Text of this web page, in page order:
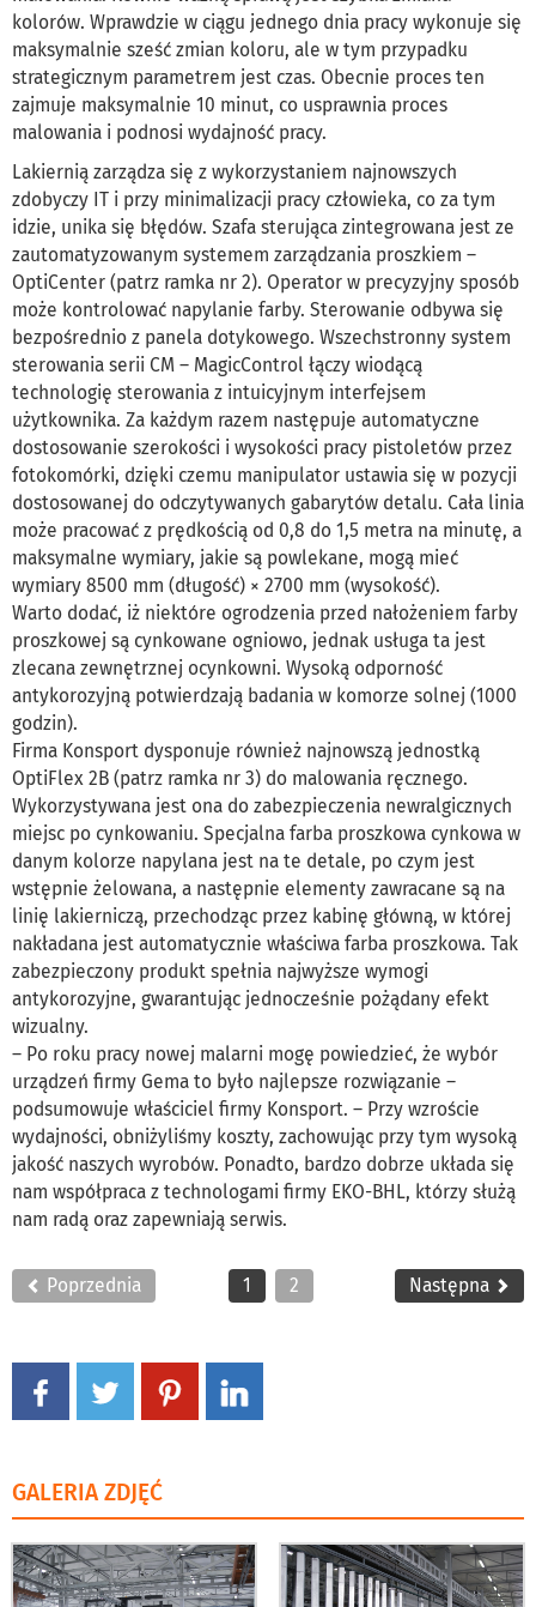
kolorów. Wprawdzie w ciągu jednego dnia pracy wykonuje się
maksymalnie sześć zmian koloru, ale w tym przypadku
strategicznym parametrem jest czas. Obecnie proces ten
zajmuje maksymalnie 10 minut, co usprawnia proces
malowania i podnosi wydajność pracy.
Lakiernią zarządza się z wykorzystaniem najnowszych
zdobyczy IT i przy minimalizacji pracy człowieka, co za tym
idzie, unika się błędów. Szafa sterująca zintegrowana jest ze
zautomatyzowanym systemem zarządzania proszkiem –
OptiCenter (patrz ramka nr 2). Operator w precyzyjny sposób
może kontrolować napylanie farby. Sterowanie odbywa się
bezpośrednio z panela dotykowego. Wszechstronny system
sterowania serii CM – MagicControl łączy wiodącą
technologię sterowania z intuicyjnym interfejsem
użytkownika. Za każdym razem następuje automatyczne
dostosowanie szerokości i wysokości pracy pistoletów przez
fotokomórki, dzięki czemu manipulator ustawia się w pozycji
dostosowanej do odczytywanych gabarytów detalu. Cała linia
może pracować z prędkością od 0,8 do 1,5 metra na minutę, a
maksymalne wymiary, jakie są powlekane, mogą mieć
wymiary 8500 mm (długość) × 2700 mm (wysokość).
Warto dodać, iż niektóre ogrodzenia przed nałożeniem farby
proszkowej są cynkowane ogniowo, jednak usługa ta jest
zlecana zewnętrznej ocynkowni. Wysoką odporność
antykorozyjną potwierdzają badania w komorze solnej (1000
godzin).
Firma Konsport dysponuje również najnowszą jednostką
OptiFlex 2B (patrz ramka nr 3) do malowania ręcznego.
Wykorzystywana jest ona do zabezpieczenia newralgicznych
miejsc po cynkowaniu. Specjalna farba proszkowa cynkowa w
danym kolorze napylana jest na te detale, po czym jest
wstępnie żelowana, a następnie elementy zawracane są na
linię lakierniczą, przechodząc przez kabinę główną, w której
nakładana jest automatycznie właściwa farba proszkowa. Tak
zabezpieczony produkt spełnia najwyższe wymogi
antykorozyjne, gwarantując jednocześnie pożądany efekt
wizualny.
– Po roku pracy nowej malarni mogę powiedzieć, że wybór
urządzeń firmy Gema to było najlepsze rozwiązanie –
podsumowuje właściciel firmy Konsport. – Przy wzroście
wydajności, obniżyliśmy koszty, zachowując przy tym wysoką
jakość naszych wyrobów. Ponadto, bardzo dobrze układa się
nam współpraca z technologami firmy EKO-BHL, którzy służą
nam radą oraz zapewniają serwis.
Poprzednia 1 2 Następna
GALERIA ZDJĘĆ